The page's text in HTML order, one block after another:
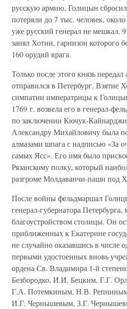
русскую армию, Голицын
потеряли до 7 тыс. человек,
уже русский генерал не мешкал. 9
занял Хотин, гарнизон которого
160 орудий врага.
Только после этого князь
отправился в Петербург. Взятие
симпатии императрицы к
1769 г. возвела его в генерал-
по заключении Кючук-
Александру Михайловичу была
алмазами шпага с надписью «За
самых Ясс». Его имя было
Рязанскому полку, который
разгроме Молдаванчи-паши под
После войны фельдмаршал
генерал-губернатора
благоустройством столицы. Он
приближенных к Екатерине
не случайно оказавшись в числе
первыми удостоенных вновь
ордена Св. Владимира 1-й
Безбородко, И.И. Бецким, Г.Г.
Г.А. Потемкиным, Н.В.
И.Г. Чернышевым, З.Г.